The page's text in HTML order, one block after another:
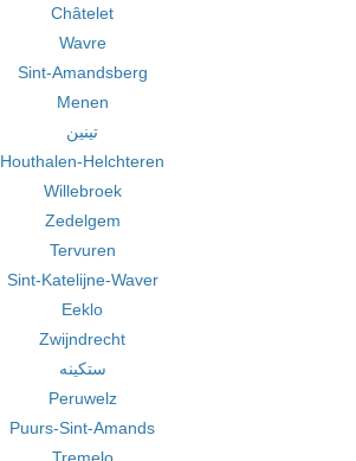
Châtelet
Wavre
Sint-Amandsberg
Menen
تينين
Houthalen-Helchteren
Willebroek
Zedelgem
Tervuren
Sint-Katelijne-Waver
Eeklo
Zwijndrecht
ستكينه
Peruwelz
Puurs-Sint-Amands